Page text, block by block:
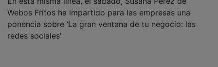
Webos Fritos ha impartido para las empresas una
ponencia sobre ‘La gran ventana de tu negocio: las
redes sociales’